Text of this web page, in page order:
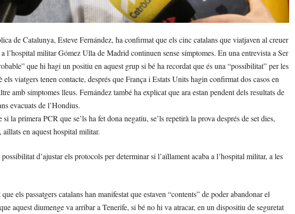
de Catalunya, Esteve Fernández, ha confirmat que els cinc catalans que viatjaven al creuer
l’hospital militar Gómez Ulla de Madrid continuen sense símptomes. En una entrevista a Ser
que hi hagi un positiu en aquest grup si bé ha recordat que és una “possibilitat” per les
viatgers tenen contacte, després que França i Estats Units hagin confirmat dos casos en
amb símptomes lleus. Fernández també ha explicat que ara estan pendent dels resultats de
evacuats de l’Hondius.
la primera PCR que se’ls ha fet dona negatiu, se’ls repetirà la prova després de set dies,
en aquest hospital militar.
d’ajustar els protocols per determinar si l’aïllament acaba a l’hospital militar, a les
els passatgers catalans han manifestat que estaven “contents” de poder abandonar el
aquest diumenge va arribar a Tenerife, si bé no hi va atracar, en un dispositiu de seguretat